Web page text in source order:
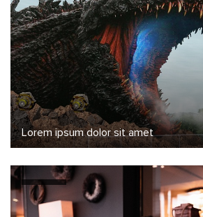
Lorem ipsum dolor sit amet